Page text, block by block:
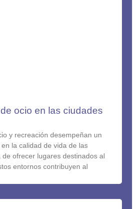
ocio en las ciudades
y recreación desempeñan un
la calidad de vida de las
de ofrecer lugares destinados al
entornos contribuyen al